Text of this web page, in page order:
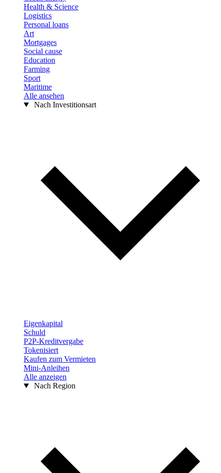
Health & Science
Logistics
Personal loans
Art
Mortgages
Social cause
Education
Farming
Sport
Maritime
Alle ansehen
Nach Investitionsart
Eigenkapital
Schuld
P2P-Kreditvergabe
Tokenisiert
Kaufen zum Vermieten
Mini-Anleihen
Alle anzeigen
Nach Region